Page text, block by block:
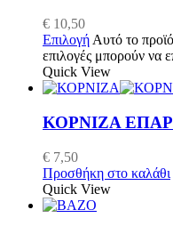
€ 10,50
Επιλογή Αυτό το
επιλογές μπορούν να
Quick View
ΚΟΡΝΙΖΑ
€ 7,50
Προσθήκη στο καλάθι
Quick View